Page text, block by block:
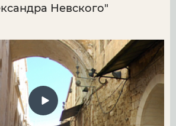
Невского"